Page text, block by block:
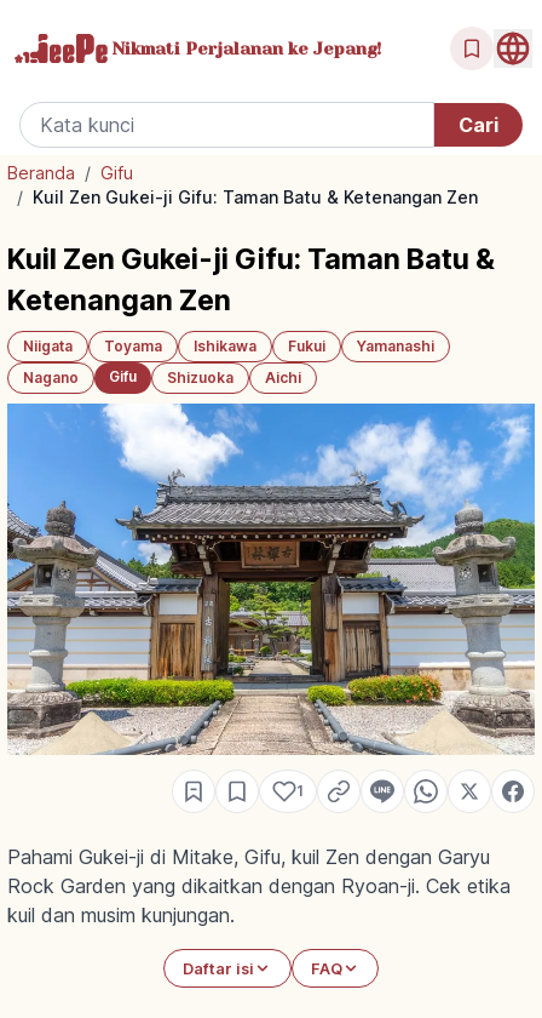
Nikmati Perjalanan ke Jepang!
Beranda / Gifu
/ Kuil Zen Gukei-ji Gifu: Taman Batu & Ketenangan Zen
Kuil Zen Gukei-ji Gifu: Taman Batu &
Ketenangan Zen
Niigata Toyama Ishikawa Fukui
Yamanashi
Nagano
Gifu Shizuoka Aichi
1
Pahami Gukei-ji di Mitake, Gifu, kuil Zen dengan Garyu
Rock Garden yang dikaitkan dengan Ryoan-ji. Cek etika
kuil dan musim kunjungan.
Daftar isi FAQ